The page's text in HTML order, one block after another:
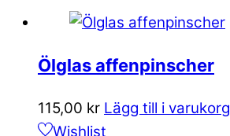
Ölglas affenpinscher
115,00 kr Lägg till i varukorg
Wishlist